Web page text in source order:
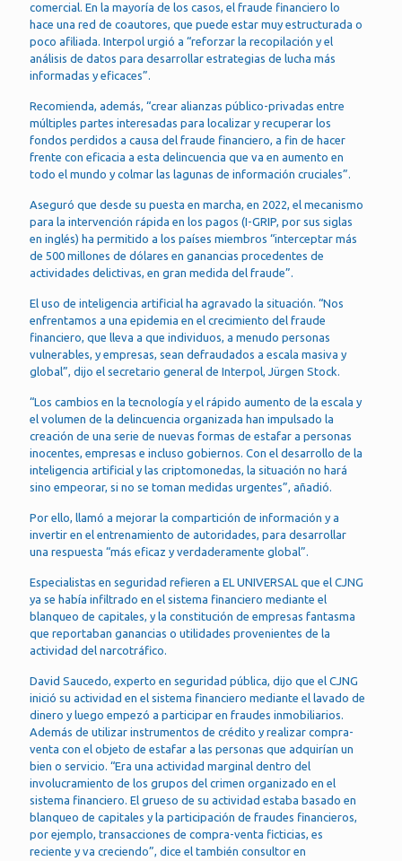
comercial. En la mayoría de los casos, el fraude financiero lo
hace una red de coautores, que puede estar muy estructurada o
poco afiliada. Interpol urgió a “reforzar la recopilación y el
análisis de datos para desarrollar estrategias de lucha más
informadas y eficaces”.
Recomienda, además, “crear alianzas público-privadas entre
múltiples partes interesadas para localizar y recuperar los
fondos perdidos a causa del fraude financiero, a fin de hacer
frente con eficacia a esta delincuencia que va en aumento en
todo el mundo y colmar las lagunas de información cruciales”.
Aseguró que desde su puesta en marcha, en 2022, el mecanismo
para la intervención rápida en los pagos (I-GRIP, por sus siglas
en inglés) ha permitido a los países miembros “interceptar más
de 500 millones de dólares en ganancias procedentes de
actividades delictivas, en gran medida del fraude”.
El uso de inteligencia artificial ha agravado la situación. “Nos
enfrentamos a una epidemia en el crecimiento del fraude
financiero, que lleva a que individuos, a menudo personas
vulnerables, y empresas, sean defraudados a escala masiva y
global”, dijo el secretario general de Interpol, Jürgen Stock.
“Los cambios en la tecnología y el rápido aumento de la escala y
el volumen de la delincuencia organizada han impulsado la
creación de una serie de nuevas formas de estafar a personas
inocentes, empresas e incluso gobiernos. Con el desarrollo de la
inteligencia artificial y las criptomonedas, la situación no hará
sino empeorar, si no se toman medidas urgentes”, añadió.
Por ello, llamó a mejorar la compartición de información y a
invertir en el entrenamiento de autoridades, para desarrollar
una respuesta “más eficaz y verdaderamente global”.
Especialistas en seguridad refieren a EL UNIVERSAL que el CJNG
ya se había infiltrado en el sistema financiero mediante el
blanqueo de capitales, y la constitución de empresas fantasma
que reportaban ganancias o utilidades provenientes de la
actividad del narcotráfico.
David Saucedo, experto en seguridad pública, dijo que el CJNG
inició su actividad en el sistema financiero mediante el lavado de
dinero y luego empezó a participar en fraudes inmobiliarios.
Además de utilizar instrumentos de crédito y realizar compra-
venta con el objeto de estafar a las personas que adquirían un
bien o servicio. “Era una actividad marginal dentro del
involucramiento de los grupos del crimen organizado en el
sistema financiero. El grueso de su actividad estaba basado en
blanqueo de capitales y la participación de fraudes financieros,
por ejemplo, transacciones de compra-venta ficticias, es
reciente y va creciendo”, dice el también consultor en